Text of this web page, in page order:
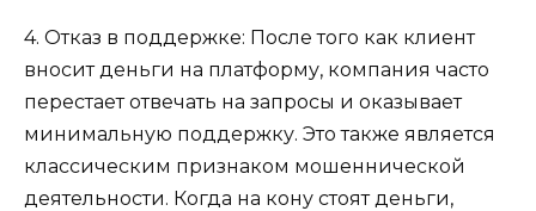
4. Отказ в поддержке: После того как клиент
вносит деньги на платформу, компания часто
перестает отвечать на запросы и оказывает
минимальную поддержку. Это также является
классическим признаком мошеннической
деятельности. Когда на кону стоят деньги,